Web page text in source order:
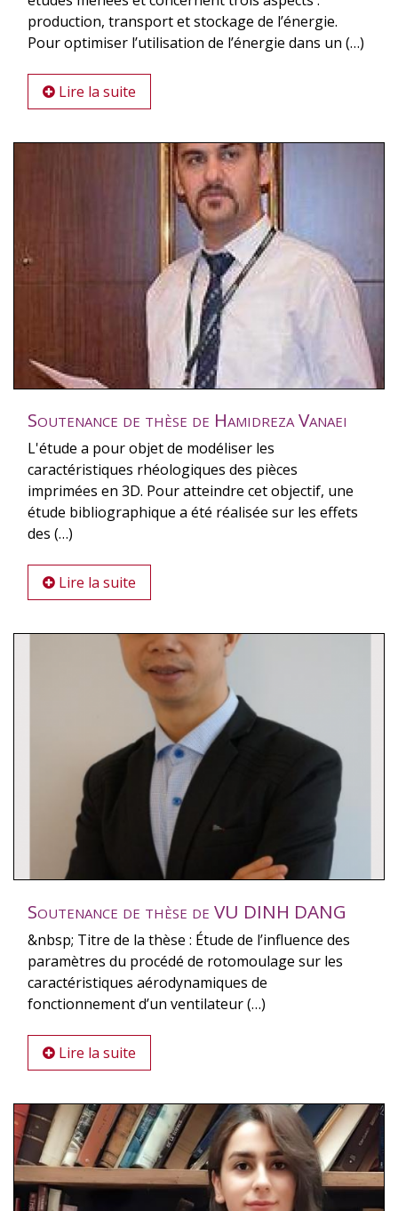
production, transport et stockage de l’énergie.
Pour optimiser l’utilisation de l’énergie dans un (…)
Lire la suite
Soutenance de thèse de Hamidreza Vanaei
L'étude a pour objet de modéliser les
caractéristiques rhéologiques des pièces
imprimées en 3D. Pour atteindre cet objectif, une
étude bibliographique a été réalisée sur les effets
des (…)
Lire la suite
Soutenance de thèse de VU DINH DANG
&nbsp; Titre de la thèse : Étude de l’influence des
paramètres du procédé de rotomoulage sur les
caractéristiques aérodynamiques de
fonctionnement d’un ventilateur (…)
Lire la suite